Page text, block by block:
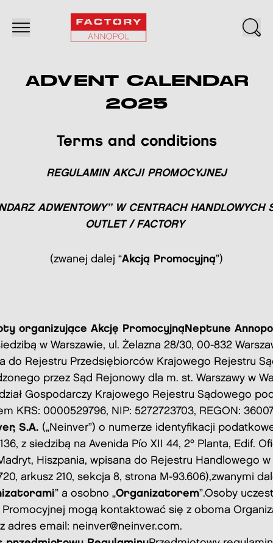
ADVENT CALENDAR
2025
Terms and conditions
REGULAMIN AKCJI PROMOCYJNEJ
ADWENTOWY” W CENTRACH HANDLOWYCH
OUTLET / FACTORY
(zwanej dalej “Akcją Promocyjną”)
organizujące Akcję Promocyjną Neptune
w Warszawie, ul. Żelazna 28/30, 00-832
do Rejestru Przedsiębiorców Krajowego Rejestru
przez Sąd Rejonowy dla m. st. Warszawy w
Gospodarczy Krajowego Rejestru Sądowego
KRS: 0000529796, NIP: 5272723703, REGON:
S.A. („Neinver”) o numerze identyfikacji podatkowej
z siedzibą na Avenida Pío XII 44, 2º Planta, Edif.
Hiszpania, wpisana do Rejestru Handlowego
arkusz 210, sekcja 8, strona M-93.606),zwanymi
” a osobno „Organizatorem”.Osoby
Promocyjnej mogą kontaktować się z oboma
adres email: neinver@neinver.com.